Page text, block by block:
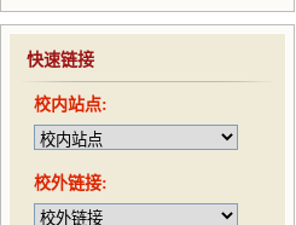
快速链接
校内站点:
校外链接: